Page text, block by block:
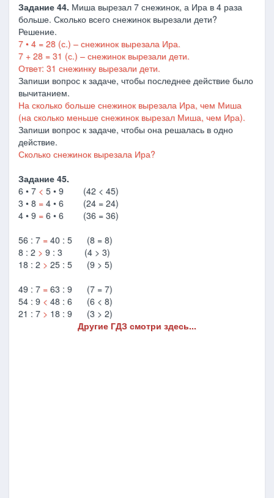
Задание 44. Миша вырезал 7 снежинок, а Ира в 4 раза
больше. Сколько всего снежинок вырезали дети?
Решение.
7 • 4 = 28 (с.) – снежинок вырезала Ира.
7 + 28 = 31 (с.) – снежинок вырезали дети.
Ответ: 31 снежинку вырезали дети.
Запиши вопрос к задаче, чтобы последнее действие было
вычитанием.
На сколько больше снежинок вырезала Ира, чем Миша
(на сколько меньше снежинок вырезал Миша, чем Ира).
Запиши вопрос к задаче, чтобы она решалась в одно
действие.
Сколько снежинок вырезала Ира?
Задание 45.
6 • 7 < 5 • 9 (42 < 45)
3 • 8 = 4 • 6 (24 = 24)
4 • 9 = 6 • 6 (36 = 36)
56 : 7 = 40 : 5 (8 = 8)
8 : 2 > 9 : 3 (4 > 3)
18 : 2 > 25 : 5 (9 > 5)
49 : 7 = 63 : 9 (7 = 7)
54 : 9 < 48 : 6 (6 < 8)
21 : 7 > 18 : 9 (3 > 2)
Другие ГДЗ смотри здесь...